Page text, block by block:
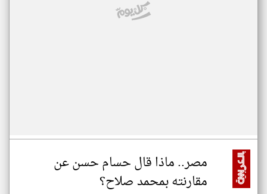
مصر.. ماذا قال حسام حسن عن
مقارنته بمحمد صلاح؟